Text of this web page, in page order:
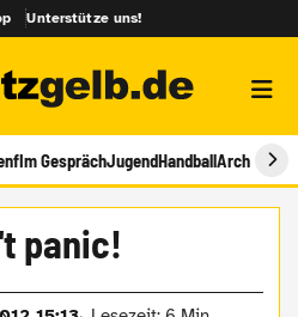
Unterstütze uns!
Im GesprächJugendHandballArchiv
panic!